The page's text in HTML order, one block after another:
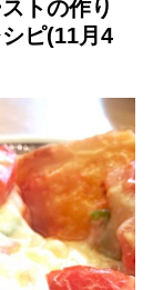
トの作り
ピ(11月4